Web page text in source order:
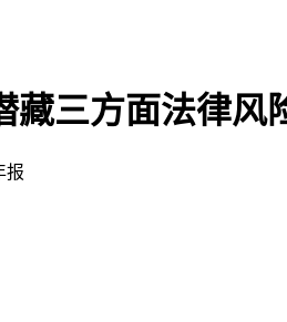
藏三方面法律风
报